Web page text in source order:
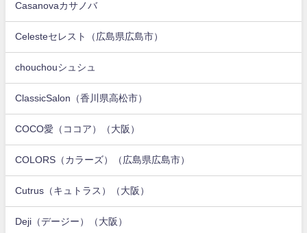
Casanovaカサノバ
Celesteセレスト（広島県広島市）
chouchouシュシュ
ClassicSalon（香川県高松市）
COCO愛（ココア）（大阪）
COLORS（カラーズ）（広島県広島市）
Cutrus（キュトラス）（大阪）
Deji（デージー）（大阪）